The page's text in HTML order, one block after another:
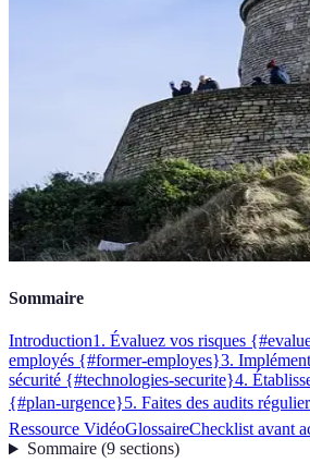
Sommaire
Introduction1. Évaluez vos risques
employés {#former-employes}3.
sécurité {#technologies-securite}4.
{#plan-urgence}5. Faites des audits
Ressource VidéoGlossaireChecklist avant
Sommaire(9 sections)